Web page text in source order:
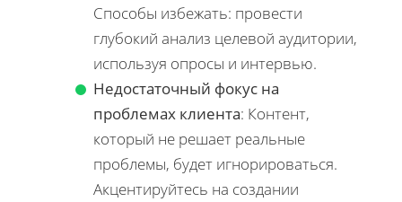
Способы избежать: провести
глубокий анализ целевой аудитории,
используя опросы и интервью.
Недостаточный фокус на
проблемах клиента: Контент,
который не решает реальные
проблемы, будет игнорироваться.
Акцентируйтесь на создании